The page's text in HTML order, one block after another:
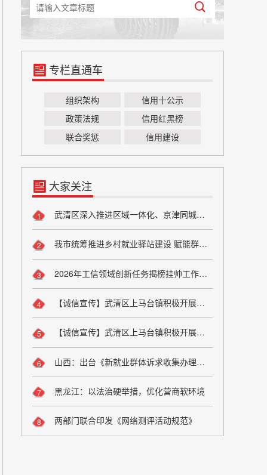
专栏直通车
组织架构
信用十公示
政策法规
信用红黑榜
联合奖惩
信用建设
大家关注
武清区深入推进区域一体化、京津同城化 助力高质量谱写京津“双城记”
1
我市统筹推进乡村就业驿站建设 赋能群众稳就业促增收
2
2026年工信领域创新任务揭榜挂帅工作启动
3
【诚信宣传】武清区上马台镇积极开展诚信宣传活动
4
【诚信宣传】武清区上马台镇积极开展诚信宣传活动
5
山西：出台《新就业群体诉求收集办理工作办法（试行）》
6
黑龙江：以法治硬举措，优化营商软环境
7
两部门联合印发《网络测评活动规范》
8